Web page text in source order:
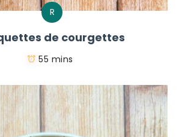
R
de courgettes
55 mins